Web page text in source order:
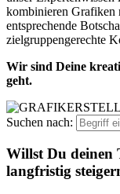
kombinieren Grafiken
entsprechende
zielgruppengerechte
Wir sind Deine
geht.
Suchen nach:
Willst Du deinen
langfristig